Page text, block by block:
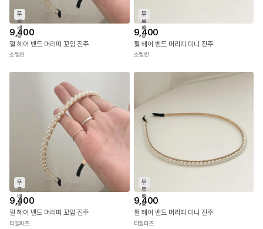
무
료
배
송
9,400
펄 헤어 밴드 머리띠 꼬임 진주
소멜린
무
료
배
송
9,400
펄 헤어 밴드 머리띠 미니 진주
소멜린
무
료
배
송
9,400
펄 헤어 밴드 머리띠 꼬임 진주
티엘파츠
무
료
배
송
9,400
펄 헤어 밴드 머리띠 미니 진주
티엘파츠